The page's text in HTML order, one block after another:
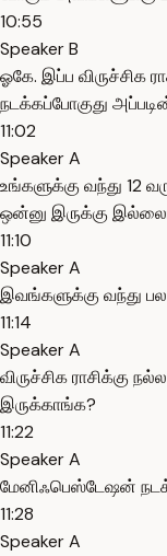
10:55
Speaker B
ஓகே. இப்ப விருச்சிக
நடக்கப்போகுது
11:02
Speaker A
உங்களுக்கு வந்து 12
ஒன்னு இருக்கு
11:10
Speaker A
இவங்களுக்கு வந்து பல
11:14
Speaker A
விருச்சிக ராசிக்கு
இருக்காங்க?
11:22
Speaker A
மேனிஃபெஸ்டேஷன்
11:28
Speaker A